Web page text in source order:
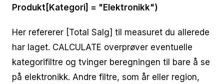
Produkt[Kategori] = "Elektronikk")
Her refererer [Total Salg] til measuret du allerede
har laget. CALCULATE overprøver eventuelle
kategorifiltre og tvinger beregningen til bare å se
på elektronikk. Andre filtre, som år eller region,